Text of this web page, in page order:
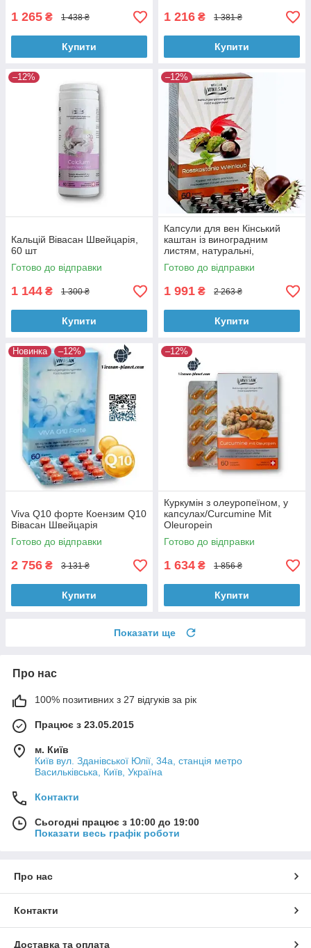
1 265 ₴ 1 438 ₴
Купити
1 216 ₴ 1 381 ₴
Купити
–12%
Кальцій Вівасан Швейцарія,
60 шт
Готово до відправки
1 144 ₴ 1 300 ₴
Купити
–12%
Капсули для вен Кінський
каштан із виноградним
листям, натуральні,
Швейцарія
Готово до відправки
1 991 ₴ 2 263 ₴
Купити
Новинка –12%
Viva Q10 форте Коензим Q10
Вівасан Швейцарія
Готово до відправки
2 756 ₴ 3 131 ₴
Купити
–12%
Куркумін з олеуропеїном, у
капсулах/Curcumine Mit
Oleuropein
Готово до відправки
1 634 ₴ 1 856 ₴
Купити
Показати ще
Про нас
100% позитивних з 27 відгуків за рік
Працює з 23.05.2015
м. Київ
Київ вул. Зданівської Юлії, 34а, станція метро
Васильківська, Київ, Україна
Контакти
Сьогодні працює з 10:00 до 19:00
Показати весь графік роботи
Про нас
Контакти
Доставка та оплата